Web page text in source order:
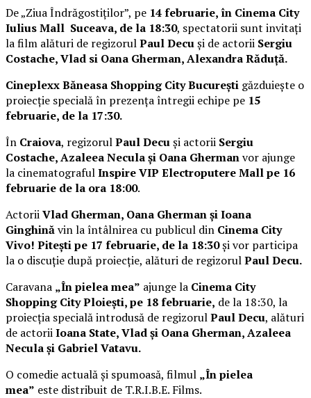
De „Ziua Îndrăgostiților”, pe 14 februarie, în Cinema City
Iulius Mall Suceava, de la 18:30, spectatorii sunt invitați
la film alături de regizorulPaul Decuși de actorii Sergiu
Costache, Vlad si Oana Gherman, Alexandra Răduță.
Cineplexx Băneasa Shopping City București găzduiește o
proiecție specială în prezența întregii echipe pe 15
februarie, de la 17:30.
În Craiova, regizorulPaul Decuși actorii Sergiu
Costache, Azaleea Necula și Oana Ghermanvor ajunge
la cinematografulInspire VIP Electroputere Mall pe 16
februarie de la ora 18:00.
ActoriiVlad Gherman, Oana Gherman și Ioana
Ginghinăvin la întâlnirea cu publicul din Cinema City
Vivo! Pitești pe 17 februarie, de la 18:30și vor participa
la o discuție după proiecție, alături de regizorulPaul Decu.
Caravana „În pielea mea” ajunge la Cinema City
Shopping City Ploiești, pe 18 februarie, de la 18:30, la
proiecția specială introdusă de regizorulPaul Decu, alături
de actoriiIoana State, Vlad și Oana Gherman, Azaleea
Necula și Gabriel Vatavu.
O comedie actuală și spumoasă, filmul „În pielea
mea” este distribuit de T.R.I.B.E. Films.